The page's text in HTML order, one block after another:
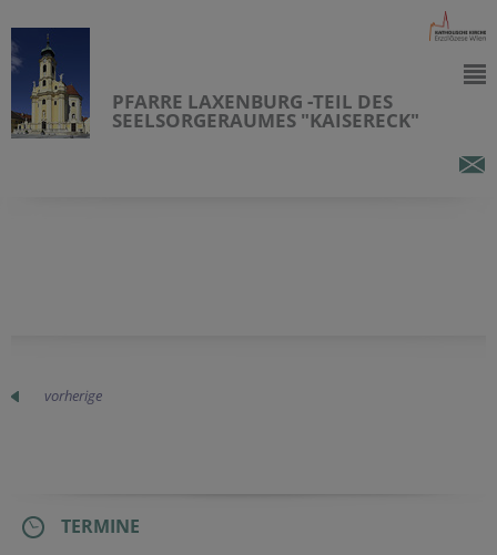
PFARRE LAXENBURG -TEIL DES
SEELSORGERAUMES "KAISERECK"
vorherige
TERMINE